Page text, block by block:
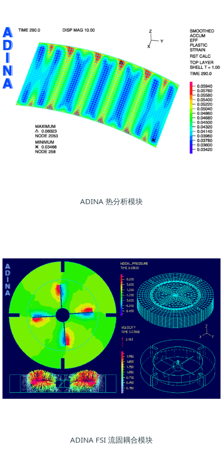
ADINA 热分析模块
ADINA FSI 流固耦合模块